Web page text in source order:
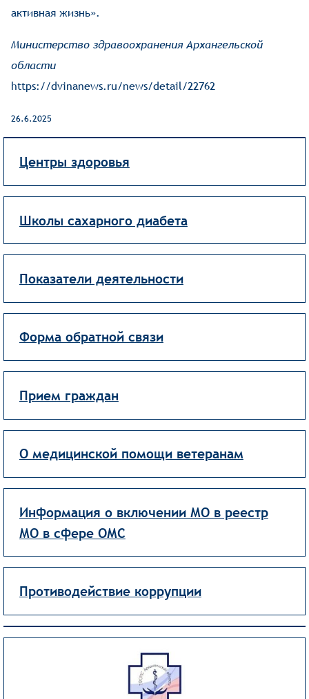
активная жизнь».
Министерство здравоохранения Архангельской
области
https://dvinanews.ru/news/detail/22762
26.6.2025
Центры здоровья
Школы сахарного диабета
Показатели деятельности
Форма обратной связи
Прием граждан
О медицинской помощи ветеранам
Информация о включении МО в реестр
МО в сфере ОМС
Противодействие коррупции